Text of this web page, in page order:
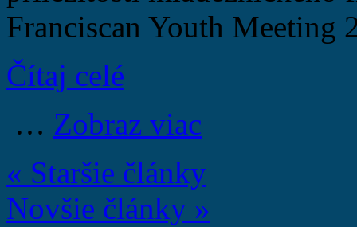
Franciscan Youth Meeting
Čítaj celé
… Zobraz viac
« Staršie články
Novšie články »